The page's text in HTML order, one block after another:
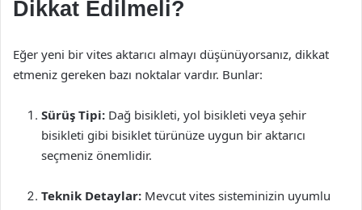
Dikkat Edilmeli?
Eğer yeni bir vites aktarıcı almayı düşünüyorsanız, dikkat
etmeniz gereken bazı noktalar vardır. Bunlar:
Sürüş Tipi: Dağ bisikleti, yol bisikleti veya şehir
bisikleti gibi bisiklet türünüze uygun bir aktarıcı
seçmeniz önemlidir.
Teknik Detaylar: Mevcut vites sisteminizin uyumlu